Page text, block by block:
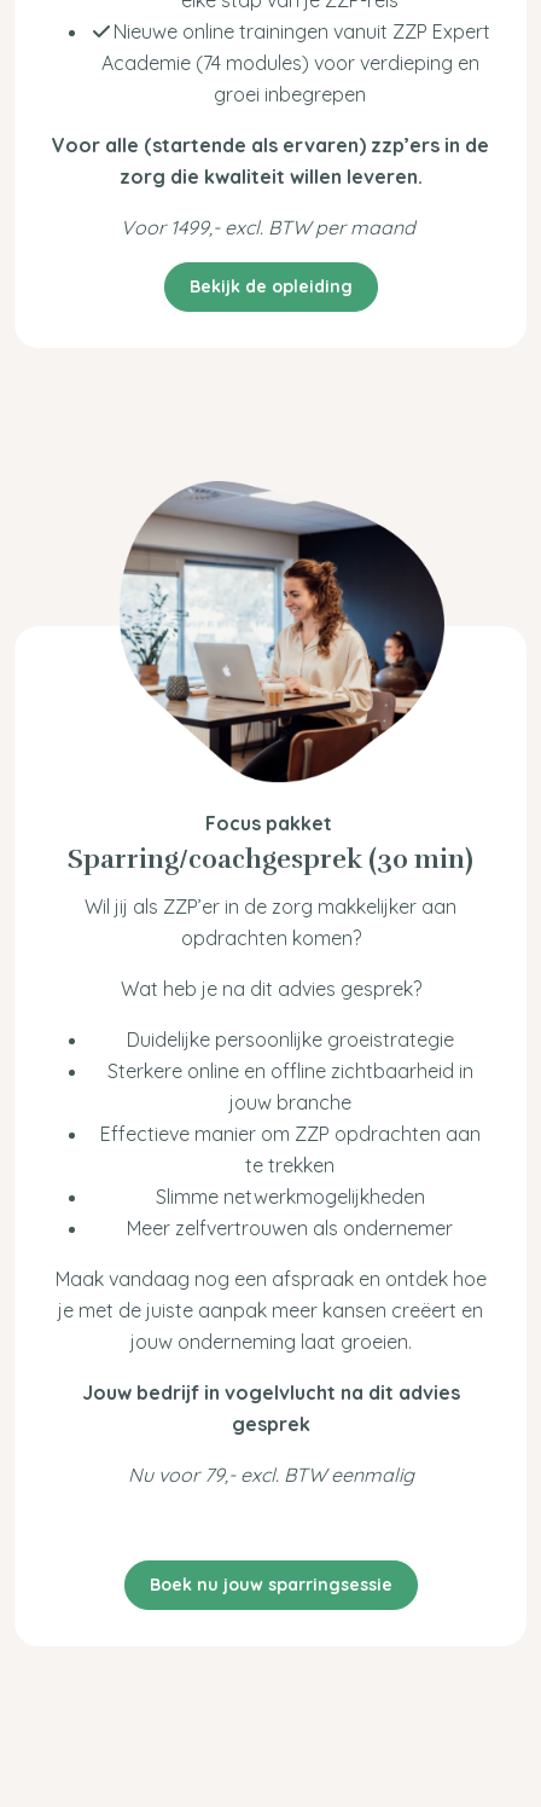
Nieuwe online trainingen vanuit ZZP Expert
Academie (74 modules) voor verdieping en
groei inbegrepen
Voor alle (startende als ervaren) zzp’ers in de
zorg die kwaliteit willen leveren.
Voor 1499,- excl. BTW per maand
Bekijk de opleiding
Focus pakket
Sparring/coachgesprek (30 min)
Wil jij als ZZP’er in de zorg makkelijker aan
opdrachten komen?
Wat heb je na dit advies gesprek?
Duidelijke persoonlijke groeistrategie
Sterkere online en offline zichtbaarheid in
jouw branche
Effectieve manier om ZZP opdrachten aan
te trekken
Slimme netwerkmogelijkheden
Meer zelfvertrouwen als ondernemer
Maak vandaag nog een afspraak en ontdek hoe
je met de juiste aanpak meer kansen creëert en
jouw onderneming laat groeien.
Jouw bedrijf in vogelvlucht na dit advies
gesprek
Nu voor 79,- excl. BTW eenmalig
Boek nu jouw sparringsessie